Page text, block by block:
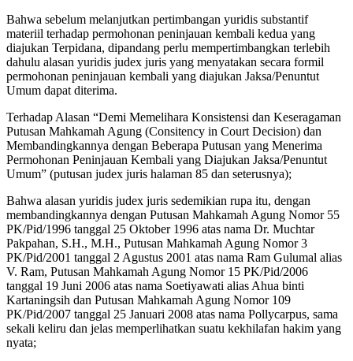
Bahwa sebelum melanjutkan pertimbangan yuridis substantif
materiil terhadap permohonan peninjauan kembali kedua yang
diajukan Terpidana, dipandang perlu mempertimbangkan terlebih
dahulu alasan yuridis judex juris yang menyatakan secara formil
permohonan peninjauan kembali yang diajukan Jaksa/Penuntut
Umum dapat diterima.
Terhadap Alasan “Demi Memelihara Konsistensi dan Keseragaman
Putusan Mahkamah Agung (Consitency in Court Decision) dan
Membandingkannya dengan Beberapa Putusan yang Menerima
Permohonan Peninjauan Kembali yang Diajukan Jaksa/Penuntut
Umum” (putusan judex juris halaman 85 dan seterusnya);
Bahwa alasan yuridis judex juris sedemikian rupa itu, dengan
membandingkannya dengan Putusan Mahkamah Agung Nomor 55
PK/Pid/1996 tanggal 25 Oktober 1996 atas nama Dr. Muchtar
Pakpahan, S.H., M.H., Putusan Mahkamah Agung Nomor 3
PK/Pid/2001 tanggal 2 Agustus 2001 atas nama Ram Gulumal alias
V. Ram, Putusan Mahkamah Agung Nomor 15 PK/Pid/2006
tanggal 19 Juni 2006 atas nama Soetiyawati alias Ahua binti
Kartaningsih dan Putusan Mahkamah Agung Nomor 109
PK/Pid/2007 tanggal 25 Januari 2008 atas nama Pollycarpus, sama
sekali keliru dan jelas memperlihatkan suatu kekhilafan hakim yang
nyata;